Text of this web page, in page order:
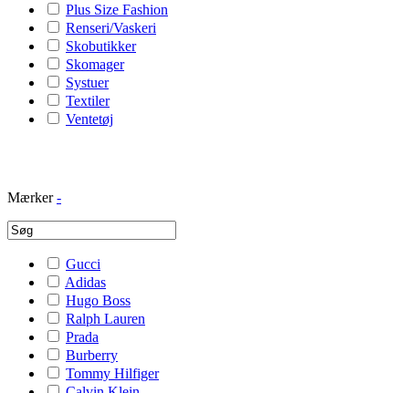
Plus Size Fashion
Renseri/Vaskeri
Skobutikker
Skomager
Systuer
Textiler
Ventetøj
Mærker -
Gucci
Adidas
Hugo Boss
Ralph Lauren
Prada
Burberry
Tommy Hilfiger